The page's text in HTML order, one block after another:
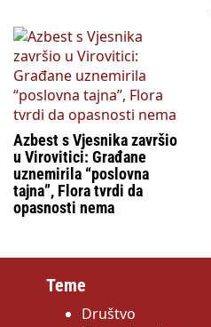
Azbest s Vjesnika završio
u Virovitici: Građane
uznemirila “poslovna
tajna”, Flora tvrdi da
opasnosti nema
Teme
Društvo